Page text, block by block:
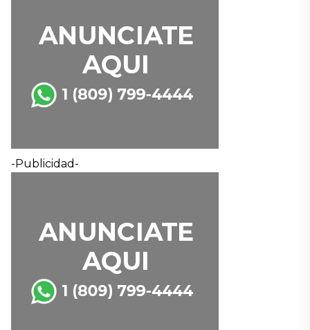
-Publicidad-